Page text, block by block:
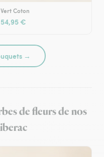
Vert Coton
54,95 €
→
de fleurs de nos